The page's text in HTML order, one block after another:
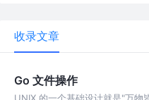
收录文章
Go 文件操作